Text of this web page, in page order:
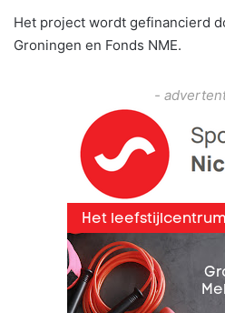
Het project wordt gefinancierd
Groningen en Fonds NME.
-